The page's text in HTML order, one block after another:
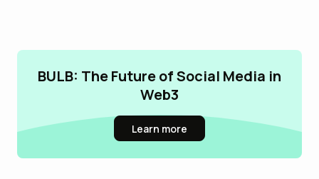
BULB: The Future of Social Media in
Web3
Learn more